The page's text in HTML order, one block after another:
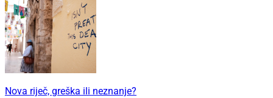
Nova riječ, greška ili neznanje?